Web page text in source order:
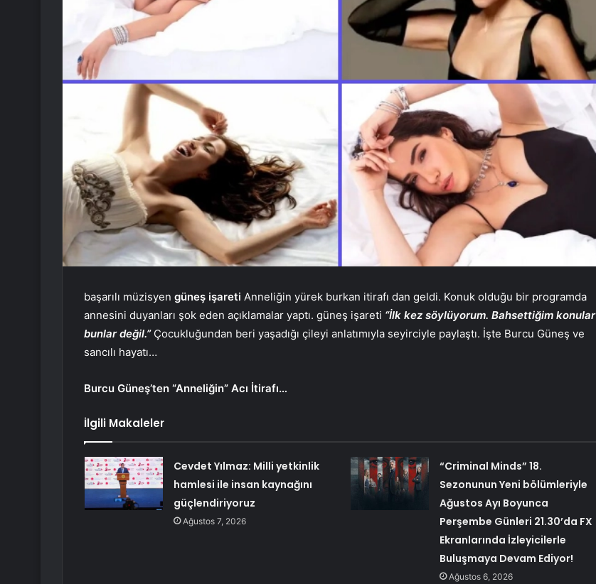
başarılı müzisyen güneş işareti Anneliğin yürek burkan itirafı dan geldi. Konuk olduğu bir programda
annesini duyanları şok eden açıklamalar yaptı. güneş işareti “İlk kez söylüyorum. Bahsettiğim konular
bunlar değil.”Çocukluğundan beri yaşadığı çileyi anlatımıyla seyirciyle paylaştı. İşte Burcu Güneş ve
sancılı hayatı…
Burcu Güneş’ten “Anneliğin” Acı İtirafı…
İlgili Makaleler
Cevdet Yılmaz: Milli yetkinlik
hamlesi ile insan kaynağını
güçlendiriyoruz
Ağustos 7, 2026
“Criminal Minds” 18.
Sezonunun Yeni bölümleriyle
Ağustos Ayı Boyunca
Perşembe Günleri 21.30’da FX
Ekranlarında İzleyicilerle
Buluşmaya Devam Ediyor!
Ağustos 6, 2026